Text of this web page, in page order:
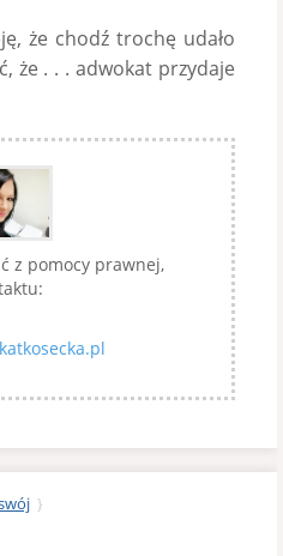
że chodź trochę udało
że . . . adwokat przydaje
z pomocy prawnej,
}